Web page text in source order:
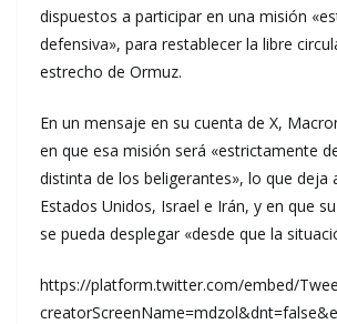
dispuestos a participar en una misión
defensiva», para restablecer la libre
estrecho de Ormuz.
En un mensaje en su cuenta de X,
en que esa misión será «estrictamente
distinta de los beligerantes», lo que deja
Estados Unidos, Israel e Irán, y en que
se pueda desplegar «desde que la
https://platform.twitter.com/embed/